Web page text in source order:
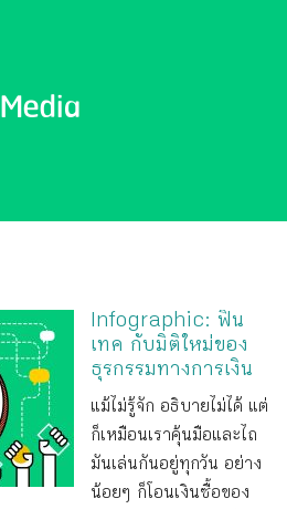
Media
Infographic: ฟิน
เทค กับมิติใหม่ของ
ธุรกรรมทางการเงิน
แม้ไม่รู้จัก อธิบายไม่ได้ แต่
ก็เหมือนเราคุ้นมือและไถ
มันเล่นกันอยู่ทุกวัน อย่าง
น้อยๆ ก็โอนเงินซื้อของ